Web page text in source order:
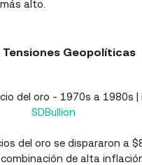
alto.
Geopolíticas
del oro - 1970s a 1980s |
SDBullion
del oro se dispararon a
de alta